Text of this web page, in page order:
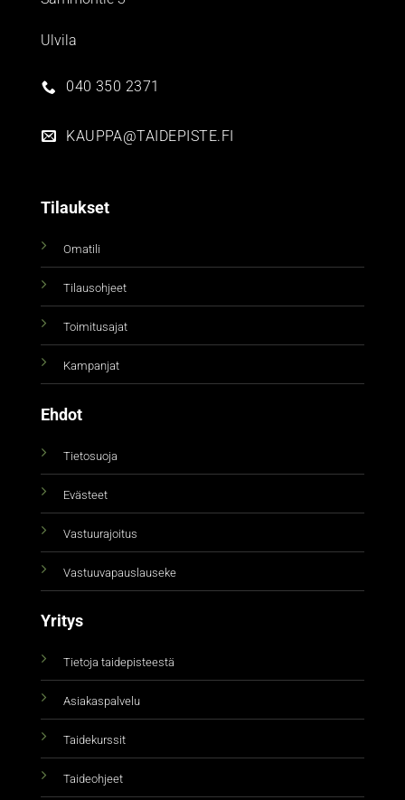
Ulvila
040 350 2371
KAUPPA@TAIDEPISTE.FI
Tilaukset
Omatili
Tilausohjeet
Toimitusajat
Kampanjat
Ehdot
Tietosuoja
Evästeet
Vastuurajoitus
Vastuuvapauslauseke
Yritys
Tietoja taidepisteestä
Asiakaspalvelu
Taidekurssit
Taideohjeet